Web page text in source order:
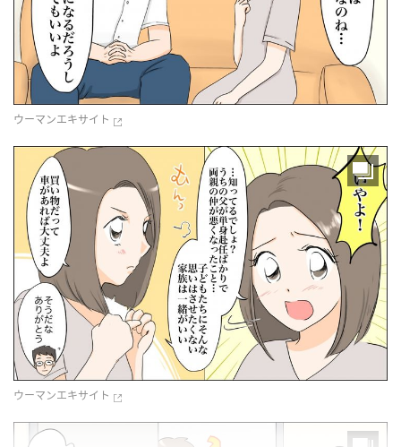
ウーマンエキサイト
ウーマンエキサイト